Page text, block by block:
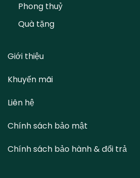
Phong thuỷ
Quà tặng
Giới thiệu
Khuyến mãi
Liên hệ
Chính sách bảo mật
Chính sách bảo hành & đổi trả